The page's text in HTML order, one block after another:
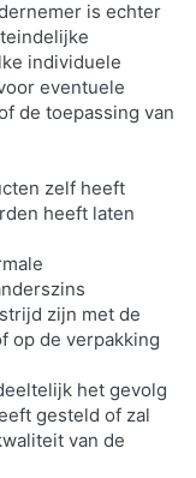
is echter
individuele
eventuele
de toepassing van
zelf heeft
heeft laten
zijn met de
op de verpakking
het gevolg
gesteld of zal
van de